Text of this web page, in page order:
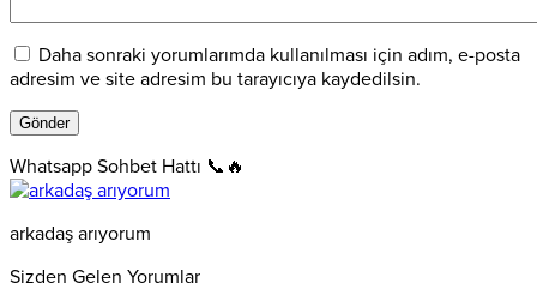
Daha sonraki yorumlarımda kullanılması için adım, e-posta
adresim ve site adresim bu tarayıcıya kaydedilsin.
Whatsapp Sohbet Hattı 📞🔥
arkadaş arıyorum
Sizden Gelen Yorumlar